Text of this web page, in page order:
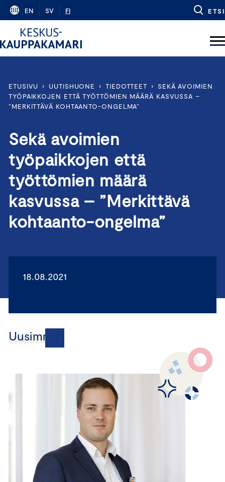
Skip
content
EN SV FI ETSI
ETUSIVU › UUTISHUONE › TIEDOTTEET ›
SEKÄ AVOIMIEN
TYÖPAIKKOJEN ETTÄ TYÖTTÖMIEN MÄÄRÄ KASVUSSA –
”MERKITTÄVÄ KOHTAANTO-ONGELMA”
Sekä avoimien
työpaikkojen että
työttömien määrä
kasvussa – ”Merkittävä
kohtaanto-ongelma”
18.08.2021
Uusimmat